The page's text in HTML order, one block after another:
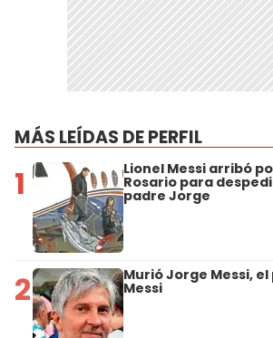
MÁS LEÍDAS DE PERFIL
1 Lionel Messi arribó
Rosario para
padre Jorge
2 Murió Jorge Messi,
Messi